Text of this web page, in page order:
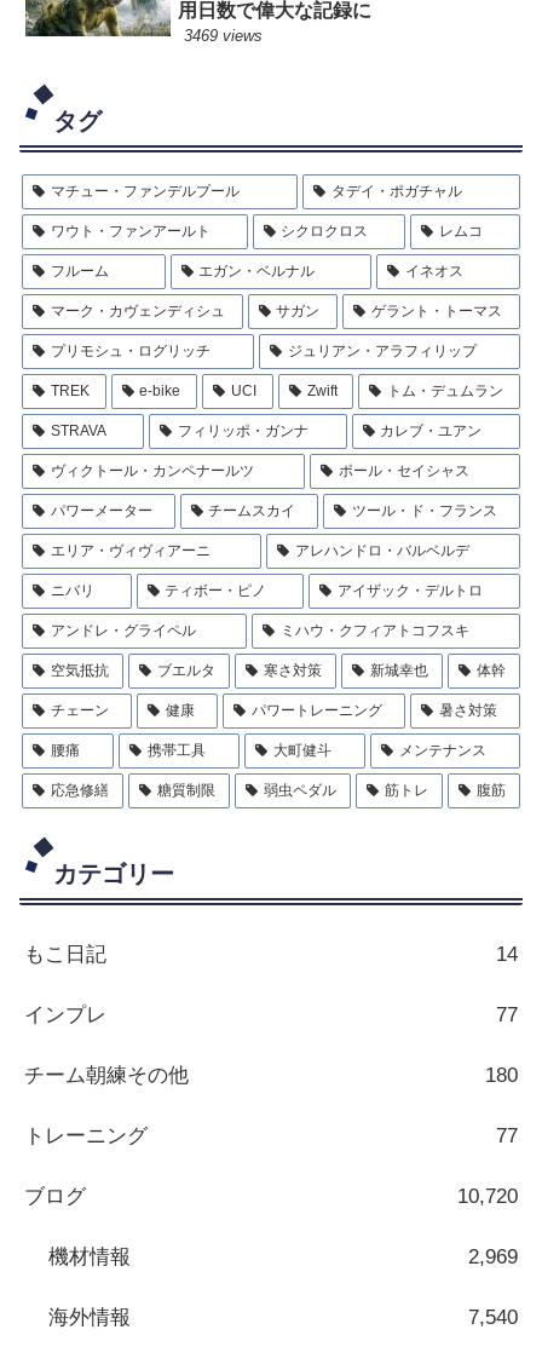
用日数で偉大な記録に
3469 views
タグ
マチュー・ファンデルプール タデイ・ポガチャル
ワウト・ファンアールト シクロクロス レムコ
フルーム エガン・ベルナル イネオス
マーク・カヴェンディシュ サガン ゲラント・トーマス
プリモシュ・ログリッチ ジュリアン・アラフィリップ
TREK e-bike UCI Zwift トム・デュムラン
STRAVA フィリッポ・ガンナ カレブ・ユアン
ヴィクトール・カンペナールツ ポール・セイシャス
パワーメーター チームスカイ ツール・ド・フランス
エリア・ヴィヴィアーニ アレハンドロ・バルベルデ
ニバリ ティボー・ピノ アイザック・デルトロ
アンドレ・グライペル ミハウ・クフィアトコフスキ
空気抵抗 ブエルタ 寒さ対策 新城幸也 体幹
チェーン 健康 パワートレーニング 暑さ対策
腰痛 携帯工具 大町健斗 メンテナンス
応急修繕 糖質制限 弱虫ペダル 筋トレ 腹筋
カテゴリー
もこ日記 14
インプレ 77
チーム朝練その他 180
トレーニング 77
ブログ 10,720
機材情報 2,969
海外情報 7,540